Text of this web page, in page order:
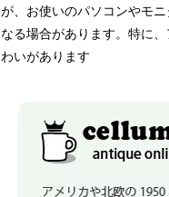
が、お使いのパソコンやモ
なる場合があります。特に
わいがあります